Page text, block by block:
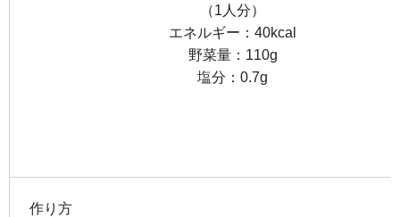
（1人分）
エネルギー：40kcal
野菜量：110g
塩分：0.7g
作り方